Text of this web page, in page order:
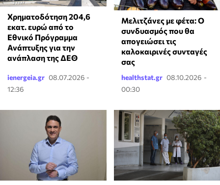
Χρηματοδότηση 204,6
εκατ. ευρώ από το
Εθνικό Πρόγραμμα
Ανάπτυξης για την
ανάπλαση της ΔΕΘ
ienergeia.gr 08.07.2026 -
12:36
Μελιτζάνες με φέτα: Ο
συνδυασμός που θα
απογειώσει τις
καλοκαιρινές συνταγές
σας
healthstat.gr 08.10.2026 -
00:30